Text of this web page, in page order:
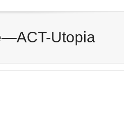
Utopia